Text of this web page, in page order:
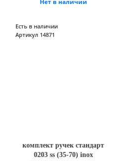
Нет в наличии
Есть в наличии
Артикул 14871
комплект ручек стандарт
0203 ss (35-70) inox